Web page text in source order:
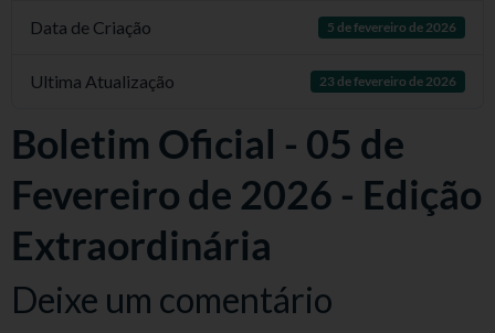
Data de Criação 5 de fevereiro de 2026
Ultima Atualização 23 de fevereiro de 2026
Boletim Oficial - 05 de
Fevereiro de 2026 - Edição
Extraordinária
Deixe um comentário